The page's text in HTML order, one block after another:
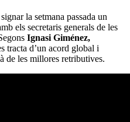
la setmana passada un
els secretaris generals de les
Ignasi Giménez,
tracta d’un acord global i
de les millores retributives.